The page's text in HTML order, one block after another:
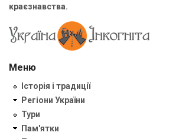
краєзнавства.
Меню
Історія і традиції
Регіони України
Тури
Пам'ятки